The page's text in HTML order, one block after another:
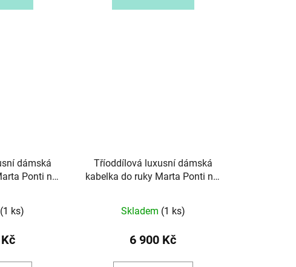
dámská
Ponti no.
(1 ks)
Tříoddílová luxusní dámská
kabelka do ruky Marta Ponti no.
Skladem (1 ks)
6 900 Kč